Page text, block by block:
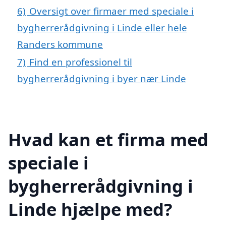
6) Oversigt over firmaer med speciale i
bygherrerådgivning i Linde eller hele
Randers kommune
7) Find en professionel til
bygherrerådgivning i byer nær Linde
Hvad kan et firma med
speciale i
bygherrerådgivning i
Linde hjælpe med?